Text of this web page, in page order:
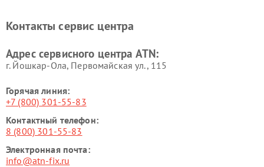
Контакты сервис центра
Адрес сервисного центра ATN:
г. Йошкар-Ола, Первомайская ул., 115
Горячая линия:
+7 (800) 301-55-83
Контактный телефон:
8 (800) 301-55-83
Электронная почта:
info@atn-fix.ru